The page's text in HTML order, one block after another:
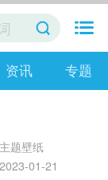
资讯 专题
题壁纸
01-21